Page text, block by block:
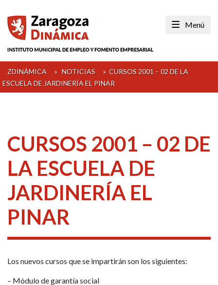
content
Menú
ZDINÁMICA » NOTICIAS » CURSOS 2001 – 02 DE LA
ESCUELA DE JARDINERÍA EL PINAR
CURSOS 2001 – 02 DE
LA ESCUELA DE
JARDINERÍA EL
PINAR
Los nuevos cursos que se impartirán son los siguientes:
– Módulo de garantía social